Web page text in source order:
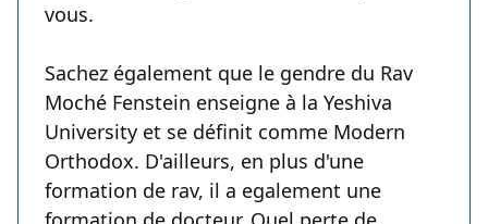
vous.
Sachez également que le gendre du Rav
Moché Fenstein enseigne à la Yeshiva
University et se définit comme Modern
Orthodox. D'ailleurs, en plus d'une
formation de rav, il a egalement une